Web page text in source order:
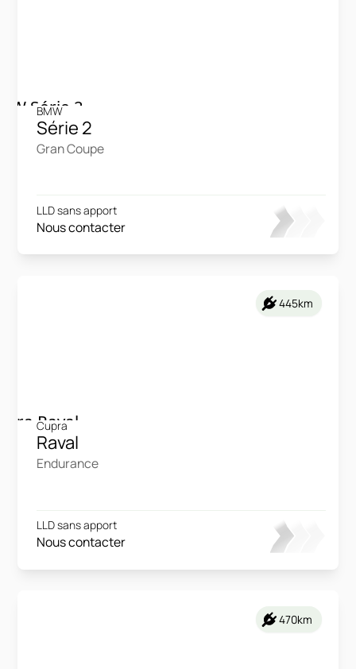
BMW
Série 2
Gran Coupe
LLD sans apport
Nous contacter
Cupra
Raval
Endurance
LLD sans apport
Nous contacter
445km
470km